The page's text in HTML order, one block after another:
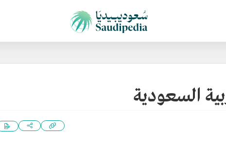
السعودية